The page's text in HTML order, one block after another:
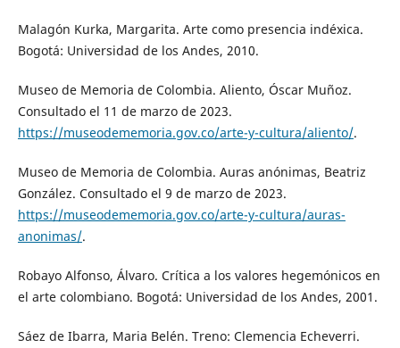
Malagón Kurka, Margarita. Arte como presencia indéxica.
Bogotá: Universidad de los Andes, 2010.
Museo de Memoria de Colombia. Aliento, Óscar Muñoz.
Consultado el 11 de marzo de 2023.
https://museodememoria.gov.co/arte-y-cultura/aliento/.
Museo de Memoria de Colombia. Auras anónimas, Beatriz
González. Consultado el 9 de marzo de 2023.
https://museodememoria.gov.co/arte-y-cultura/auras-
anonimas/.
Robayo Alfonso, Álvaro. Crítica a los valores hegemónicos en
el arte colombiano. Bogotá: Universidad de los Andes, 2001.
Sáez de Ibarra, Maria Belén. Treno: Clemencia Echeverri.